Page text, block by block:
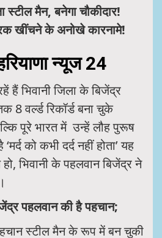
स्टील मैन, बनेगा चौकीदार!
खींचने के अनोखे कारनामे!
न्यूज 24
हैं भिवानी जिला के बिजेंद्र
8 वर्ल्ड रिकॉर्ड बना चुके
पूरे भारत में उन्हें लौह पुरूष
को कभी दर्द नहीं होता’ यह
भिवानी के पहलवान बिजेंद्र ने
पहलवान की है पहचान;
स्टील मैन के रूप में बन चुकी